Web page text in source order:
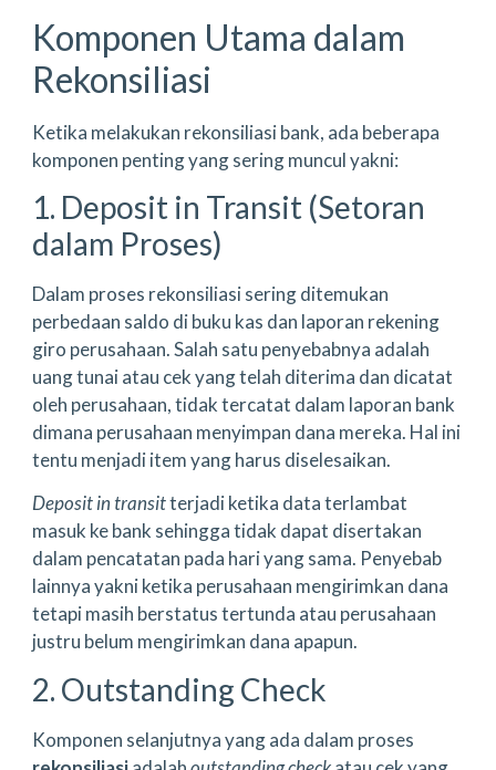
Komponen Utama dalam
Rekonsiliasi
Ketika melakukan rekonsiliasi bank, ada beberapa
komponen penting yang sering muncul yakni:
1. Deposit in Transit (Setoran
dalam Proses)
Dalam proses rekonsiliasi sering ditemukan
perbedaan saldo di buku kas dan laporan rekening
giro perusahaan. Salah satu penyebabnya adalah
uang tunai atau cek yang telah diterima dan dicatat
oleh perusahaan, tidak tercatat dalam laporan bank
dimana perusahaan menyimpan dana mereka. Hal ini
tentu menjadi item yang harus diselesaikan.
Deposit in transitterjadi ketika data terlambat
masuk ke bank sehingga tidak dapat disertakan
dalam pencatatan pada hari yang sama. Penyebab
lainnya yakni ketika perusahaan mengirimkan dana
tetapi masih berstatus tertunda atau perusahaan
justru belum mengirimkan dana apapun.
2. Outstanding Check
Komponen selanjutnya yang ada dalam proses